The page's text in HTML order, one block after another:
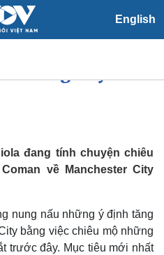
English
Tin 24h
Dự báo thời tiết
Việc làm
Biển đảo
đang tính chuyện chiêu
về Manchester City
nung nấu những ý định tăng
bằng việc chiêu mộ những
trước đây. Mục tiêu mới nhất